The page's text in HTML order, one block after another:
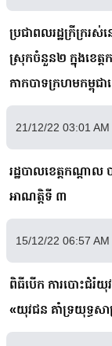
ប្រជាពលរដ្ឋក្រីក្រ
ស្រុកចំនួន២ ក្នុងខេ
កាកបាទក្រហមកម្ពុជា
21/12/22 03:01 AM
រដ្ឋបាលខេត្តកណ្តាល
អាណត្តិទី ៣
15/12/22 06:57 AM
ពិធីបើក ការបោះជំរំយុ
«យុវជន គាំទ្រយុទ្ធស